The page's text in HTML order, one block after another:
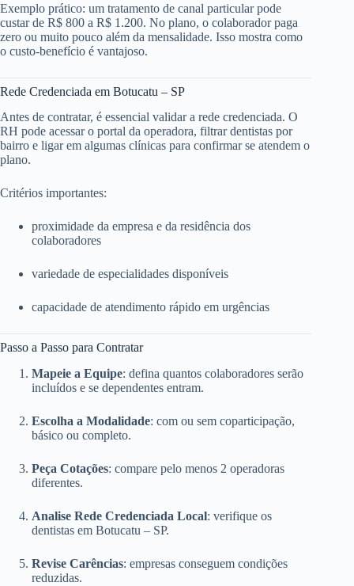
Exemplo prático: um tratamento de canal particular pode
custar de R$ 800 a R$ 1.200. No plano, o colaborador paga
zero ou muito pouco além da mensalidade. Isso mostra como
o custo-benefício é vantajoso.
Rede Credenciada em Botucatu – SP
Antes de contratar, é essencial validar a rede credenciada. O
RH pode acessar o portal da operadora, filtrar dentistas por
bairro e ligar em algumas clínicas para confirmar se atendem o
plano.
Critérios importantes:
proximidade da empresa e da residência dos
colaboradores
variedade de especialidades disponíveis
capacidade de atendimento rápido em urgências
Passo a Passo para Contratar
Mapeie a Equipe: defina quantos colaboradores serão
incluídos e se dependentes entram.
Escolha a Modalidade: com ou sem coparticipação,
básico ou completo.
Peça Cotações: compare pelo menos 2 operadoras
diferentes.
Analise Rede Credenciada Local: verifique os
dentistas em Botucatu – SP.
Revise Carências: empresas conseguem condições
reduzidas.